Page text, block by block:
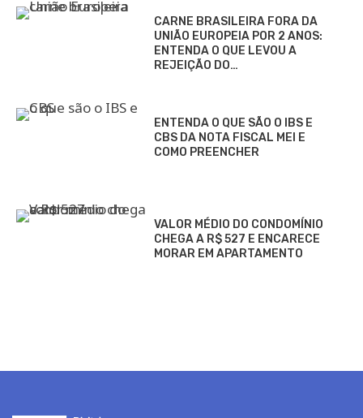
CARNE BRASILEIRA FORA DA
UNIÃO EUROPEIA POR 2 ANOS:
ENTENDA O QUE LEVOU A
REJEIÇÃO DO…
ENTENDA O QUE SÃO O IBS E
CBS DA NOTA FISCAL MEI E
COMO PREENCHER
VALOR MÉDIO DO CONDOMÍNIO
CHEGA A R$ 527 E ENCARECE
MORAR EM APARTAMENTO